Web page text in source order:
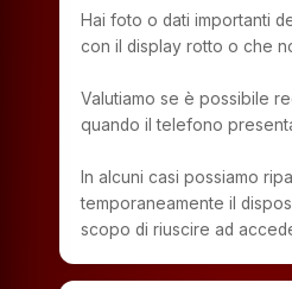
Hai foto o dati importanti
con il display rotto o che
Valutiamo se è possibile
quando il telefono
In alcuni casi possiamo
temporaneamente il
scopo di riuscire ad